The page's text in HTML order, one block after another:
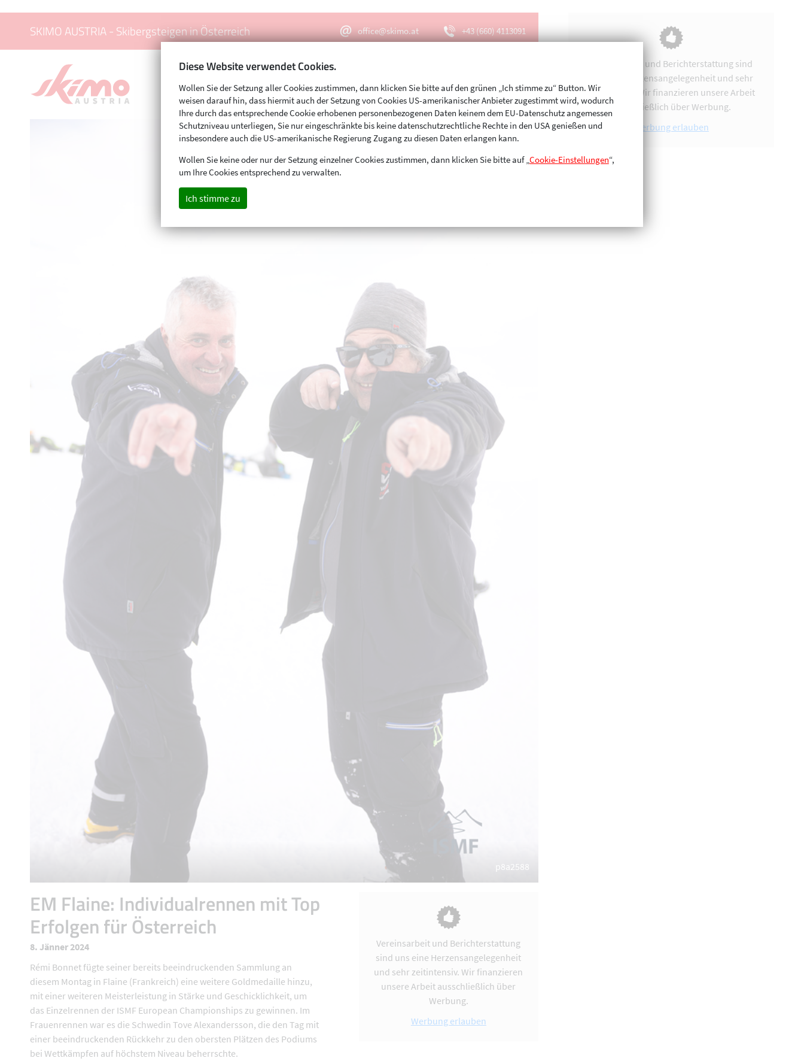
SKIMO AUSTRIA - Skibergsteigen in Österreich office@skimo.at +43 (660) 4113091
Menu
p8a2588
EM Flaine: Individualrennen mit Top
Erfolgen für Österreich
8. Jänner 2024
Rémi Bonnet fügte seiner bereits beeindruckenden Sammlung an
diesem Montag in Flaine (Frankreich) eine weitere Goldmedaille hinzu,
mit einer weiteren Meisterleistung in Stärke und Geschicklichkeit, um
das Einzelrennen der ISMF European Championships zu gewinnen. Im
Frauenrennen war es die Schwedin Tove Alexandersson, die den Tag mit
einer beeindruckenden Rückkehr zu den obersten Plätzen des Podiums
bei Wettkämpfen auf höchstem Niveau beherrschte.
Vereinsarbeit und Berichterstattung
sind uns eine Herzensangelegenheit
und sehr zeitintensiv. Wir finanzieren
unsere Arbeit ausschließlich über
Werbung.
Werbung erlauben
Vereinsarbeit und Berichterstattung sind
uns eine Herzensangelegenheit und sehr
zeitintensiv. Wir finanzieren unsere Arbeit
ausschließlich über Werbung.
Werbung erlauben
Diese Website verwendet Cookies.
Wollen Sie der Setzung aller Cookies zustimmen, dann klicken Sie bitte auf den grünen „Ich stimme zu“ Button. Wir
weisen darauf hin, dass hiermit auch der Setzung von Cookies US-amerikanischer Anbieter zugestimmt wird, wodurch
Ihre durch das entsprechende Cookie erhobenen personenbezogenen Daten keinem dem EU-Datenschutz angemessen
Schutzniveau unterliegen, Sie nur eingeschränkte bis keine datenschutzrechtliche Rechte in den USA genießen und
insbesondere auch die US-amerikanische Regierung Zugang zu diesen Daten erlangen kann.
Wollen Sie keine oder nur der Setzung einzelner Cookies zustimmen, dann klicken Sie bitte auf „Cookie-Einstellungen“,
um Ihre Cookies entsprechend zu verwalten.
Ich stimme zu